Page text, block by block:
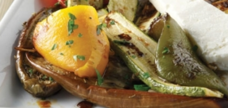
Εύκολη 0:30
4 10 λεπτά 20 λεπτά